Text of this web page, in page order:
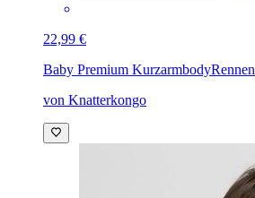
22,99 €
Baby Premium KurzarmbodyRennen
von Knatterkongo